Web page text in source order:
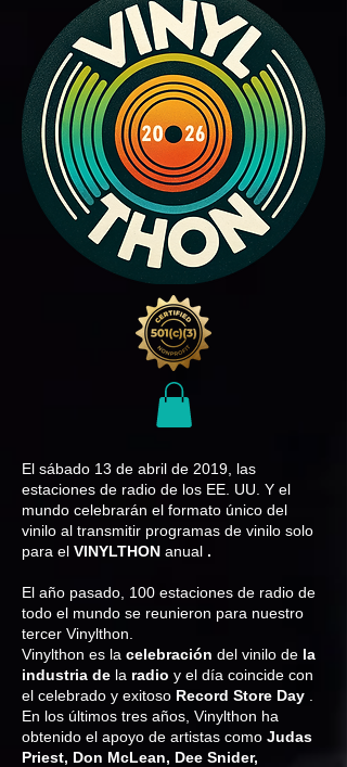
El sábado 13 de abril de 2019, las
estaciones de radio de los EE. UU. Y el
mundo celebrarán el formato único del
vinilo al transmitir programas de vinilo solo
para el VINYLTHON anual .
El año pasado, 100 estaciones de radio de
todo el mundo se reunieron para nuestro
tercer Vinylthon.
Vinylthon es la celebración del vinilo de la
industria de la radio y el día coincide con
el celebrado y exitoso Record Store Day
En los últimos tres años, Vinylthon ha
obtenido el apoyo de artistas como Judas
Priest, Don McLean, Dee Snider,